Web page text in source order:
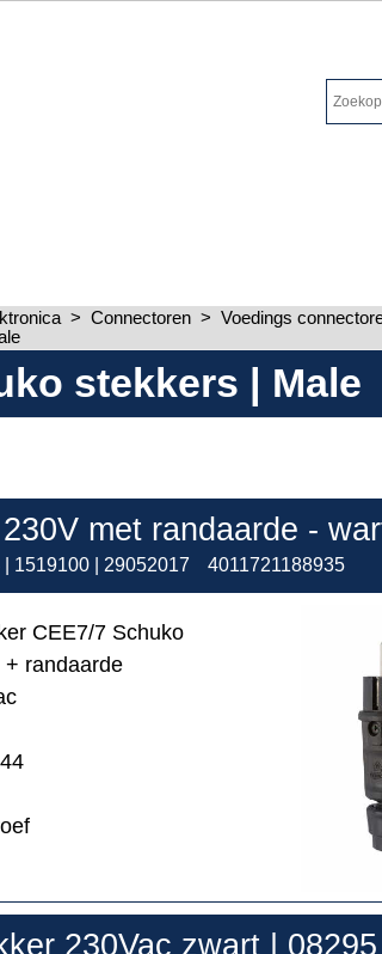
> Connectoren > Voedings
stekkers | Male
met randaarde -
1519100 | 29052017 4011721188935
CEE7/7 Schuko
randaarde
230Vac zwart | 08295